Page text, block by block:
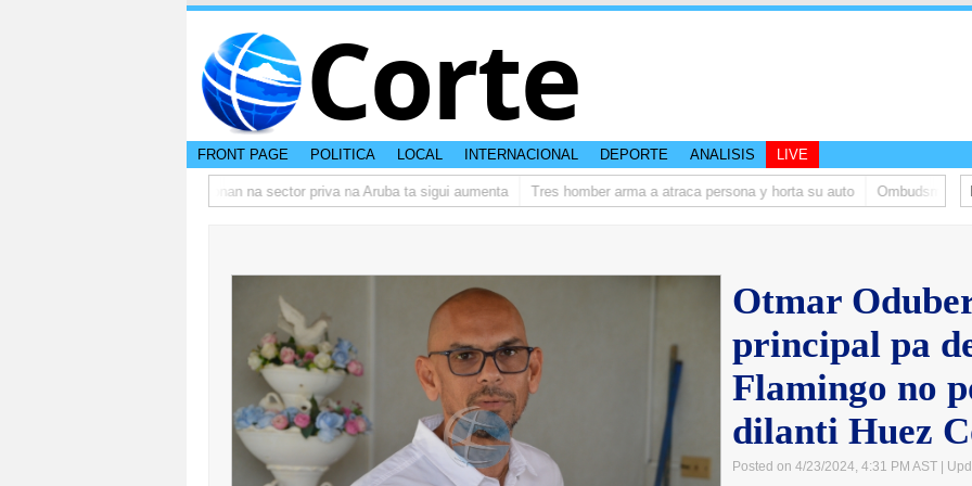
Corte
FRONT PAGE POLITICA LOCAL INTERNACIONAL DEPORTE ANALISIS LIVE
Prestamonan na sector priva na Aruba ta sigui aumenta Tres homber arma a atraca persona y horta su auto Ombudsman ta
Otmar
principal pa
Flamingo no
dilanti Huez
Posted on 4/23/2024, 4:31 PM AST |